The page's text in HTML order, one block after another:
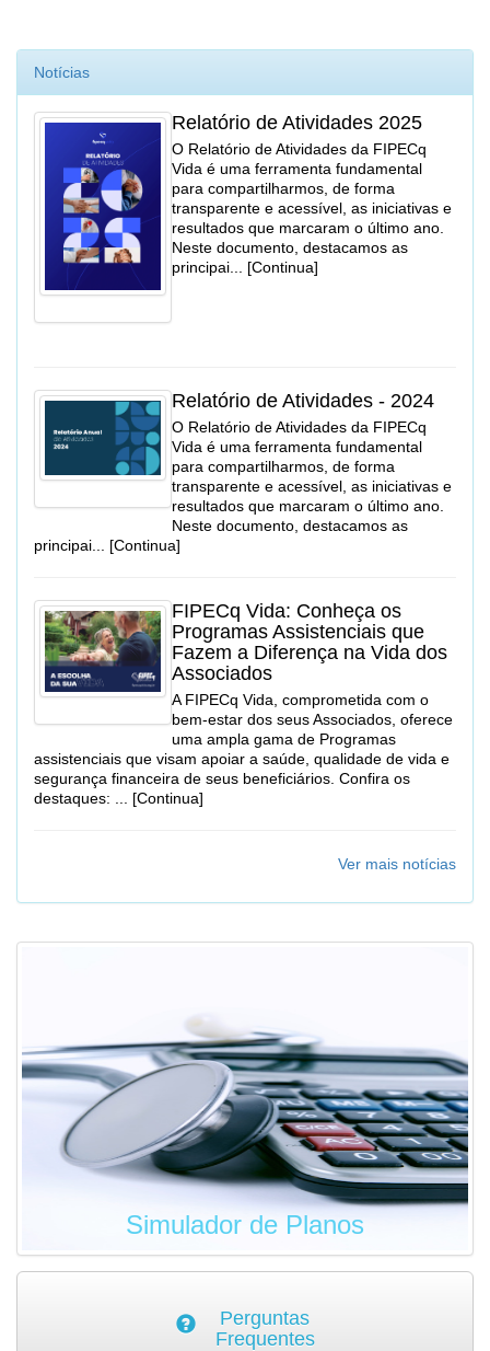
Notícias
Relatório de Atividades 2025
O Relatório de Atividades da FIPECq
Vida é uma ferramenta fundamental
para compartilharmos, de forma
transparente e acessível, as iniciativas e
resultados que marcaram o último ano.
Neste documento, destacamos as
principai... [Continua]
Relatório de Atividades - 2024
O Relatório de Atividades da FIPECq
Vida é uma ferramenta fundamental
para compartilharmos, de forma
transparente e acessível, as iniciativas e
resultados que marcaram o último ano.
Neste documento, destacamos as
principai... [Continua]
FIPECq Vida: Conheça os
Programas Assistenciais que
Fazem a Diferença na Vida dos
Associados
A FIPECq Vida, comprometida com o
bem-estar dos seus Associados, oferece
uma ampla gama de Programas
assistenciais que visam apoiar a saúde, qualidade de vida e
segurança financeira de seus beneficiários. Confira os
destaques: ... [Continua]
Ver mais notícias
Simulador de Planos
Perguntas
Frequentes